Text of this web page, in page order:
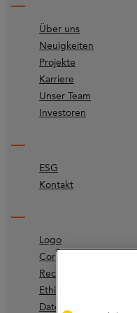
Über uns
Neuigkeiten
Projekte
Karriere
Unser Team
Investoren
ESG
Kontakt
Logo
Corporate identity
Rechtliche Grundlagen
Ethischer Kodex
Datenschutz